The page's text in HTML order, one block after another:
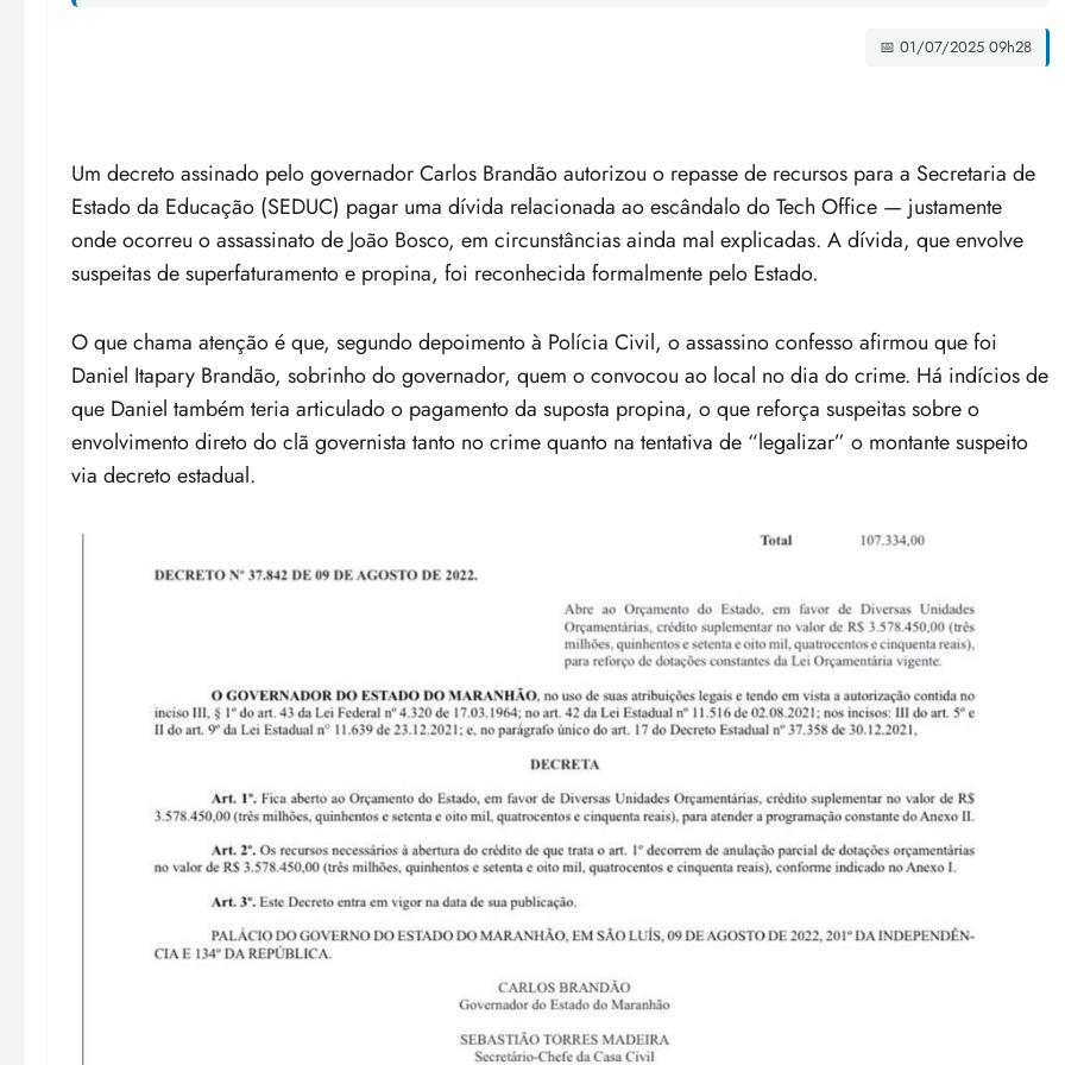
📅 01/07/2025 09h28
Um decreto assinado pelo governador Carlos Brandão autorizou o repasse de recursos para a Secretaria de
Estado da Educação (SEDUC) pagar uma dívida relacionada ao escândalo do Tech Office — justamente
onde ocorreu o assassinato de João Bosco, em circunstâncias ainda mal explicadas. A dívida, que envolve
suspeitas de superfaturamento e propina, foi reconhecida formalmente pelo Estado.
O que chama atenção é que, segundo depoimento à Polícia Civil, o assassino confesso afirmou que foi
Daniel Itapary Brandão, sobrinho do governador, quem o convocou ao local no dia do crime. Há indícios de
que Daniel também teria articulado o pagamento da suposta propina, o que reforça suspeitas sobre o
envolvimento direto do clã governista tanto no crime quanto na tentativa de “legalizar” o montante suspeito
via decreto estadual.